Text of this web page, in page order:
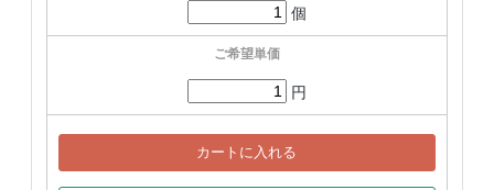
個
円
カートに入れる